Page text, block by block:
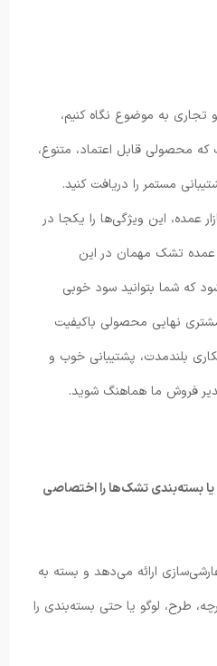
تجاری به موضوع نگاه کنیم،
محصولی قابل اعتماد، متنوع،
مستمر را دریافت کنید.
عمده، این ویژگی‌ها را یکجا در
عمده تشک مهمان در این
که شما بتوانید سود خوبی
نهایی محصولی باکیفیت
بلندمدت، پشتیبانی خوب و
فروش ما هماهنگ شوید.
یا بسته‌بندی تشک‌ها را اختصاصی
ارائه می‌دهد و بسته به
طرح، لوگو یا حتی بسته‌بندی را